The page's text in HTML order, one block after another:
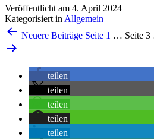
Veröffentlicht am 4. April 2024
Kategorisiert in Allgemein
Seitennummerierung
der
Beiträge
Neuere Beiträge Seite 1 … Seite 3
teilen
teilen
teilen
teilen
teilen